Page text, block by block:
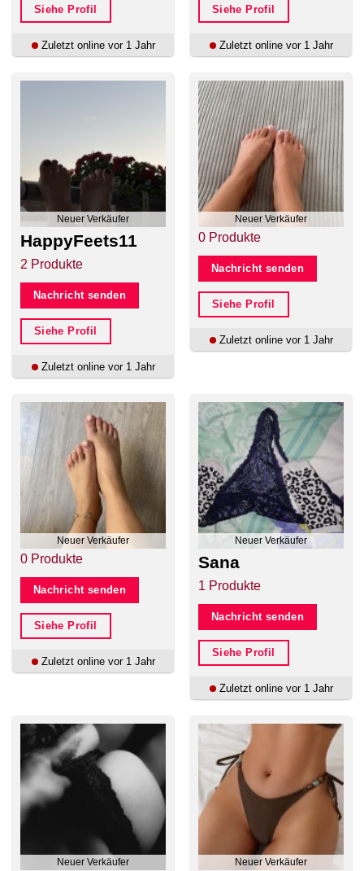
Siehe Profil
Zuletzt online vor 1 Jahr
Siehe Profil
Zuletzt online vor 1 Jahr
Neuer Verkäufer
HappyFeets11
2 Produkte
Nachricht senden
Siehe Profil
Zuletzt online vor 1 Jahr
Neuer Verkäufer
0 Produkte
Nachricht senden
Siehe Profil
Zuletzt online vor 1 Jahr
Neuer Verkäufer
0 Produkte
Nachricht senden
Siehe Profil
Zuletzt online vor 1 Jahr
Neuer Verkäufer
Sana
1 Produkte
Nachricht senden
Siehe Profil
Zuletzt online vor 1 Jahr
Neuer Verkäufer Neuer Verkäufer